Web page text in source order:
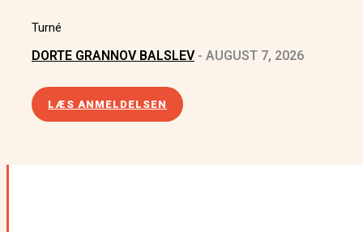
Turné
DORTE GRANNOV BALSLEV - AUGUST 7, 2026
LÆS ANMELDELSEN